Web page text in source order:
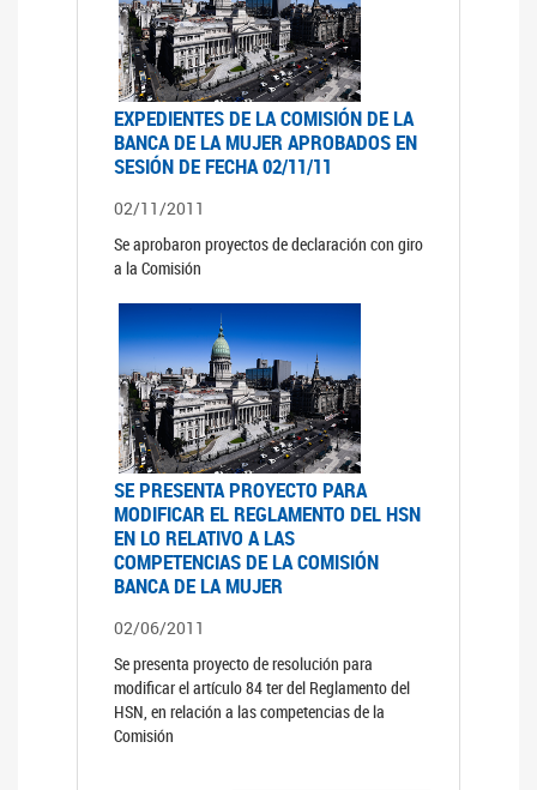
EXPEDIENTES DE LA COMISIÓN DE LA
BANCA DE LA MUJER APROBADOS EN
SESIÓN DE FECHA 02/11/11
02/11/2011
Se aprobaron proyectos de declaración con giro
a la Comisión
SE PRESENTA PROYECTO PARA
MODIFICAR EL REGLAMENTO DEL HSN
EN LO RELATIVO A LAS
COMPETENCIAS DE LA COMISIÓN
BANCA DE LA MUJER
02/06/2011
Se presenta proyecto de resolución para
modificar el artículo 84 ter del Reglamento del
HSN, en relación a las competencias de la
Comisión